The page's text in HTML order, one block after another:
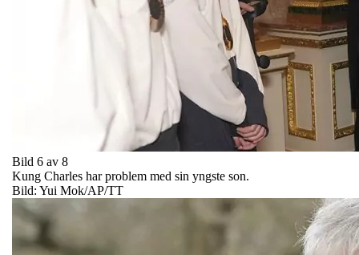
Bild 6 av 8
Kung Charles har problem med sin yngste son.
Bild: Yui Mok/AP/TT